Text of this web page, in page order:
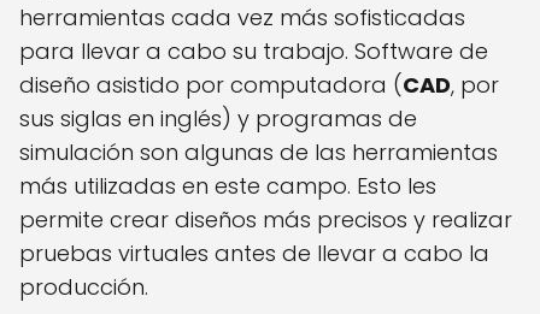
herramientas cada vez más sofisticadas
para llevar a cabo su trabajo. Software de
diseño asistido por computadora (CAD, por
sus siglas en inglés) y programas de
simulación son algunas de las herramientas
más utilizadas en este campo. Esto les
permite crear diseños más precisos y realizar
pruebas virtuales antes de llevar a cabo la
producción.